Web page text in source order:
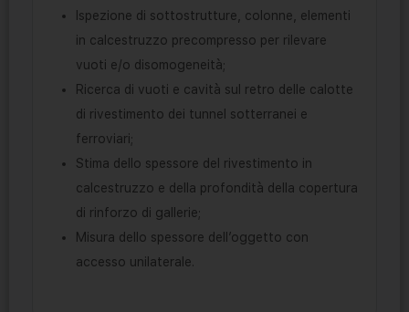
Ispezione di sottostrutture, colonne, elementi
in calcestruzzo precompresso per rilevare
vuoti e/o disomogeneità;
Ricerca di vuoti e cavità sul retro delle calotte
di rivestimento dei tunnel sotterranei e
ferroviari;
Stima dello spessore del rivestimento in
calcestruzzo e della profondità della copertura
di rinforzo di gallerie;
Misura dello spessore dell’oggetto con
accesso unilaterale.